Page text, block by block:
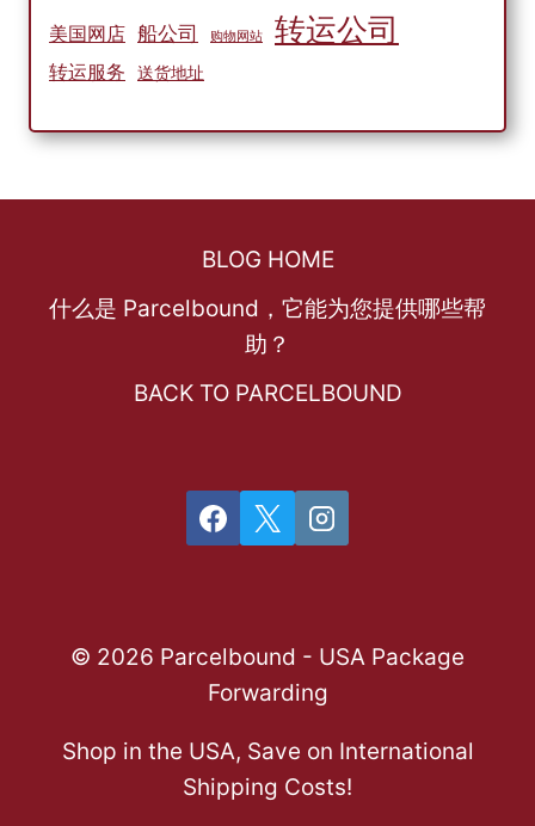
美国网店 船公司 购物网站 转运公司
转运服务 送货地址
BLOG HOME
什么是 Parcelbound，它能为您提供哪些帮
助？
BACK TO PARCELBOUND
© 2026 Parcelbound - USA Package
Forwarding
Shop in the USA, Save on International
Shipping Costs!